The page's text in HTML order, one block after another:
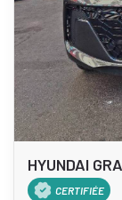
HYUNDAI
CERTIFIÉE